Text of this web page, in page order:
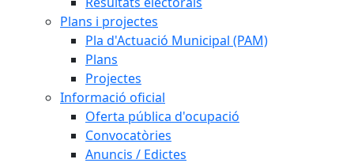
Plans i projectes
Pla d'Actuació Municipal (PAM)
Plans
Projectes
Informació oficial
Oferta pública d'ocupació
Convocatòries
Anuncis / Edictes